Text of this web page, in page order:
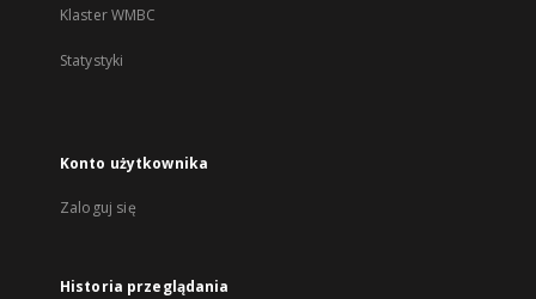
Klaster WMBC
Statystyki
Konto użytkownika
Zaloguj się
Historia przeglądania